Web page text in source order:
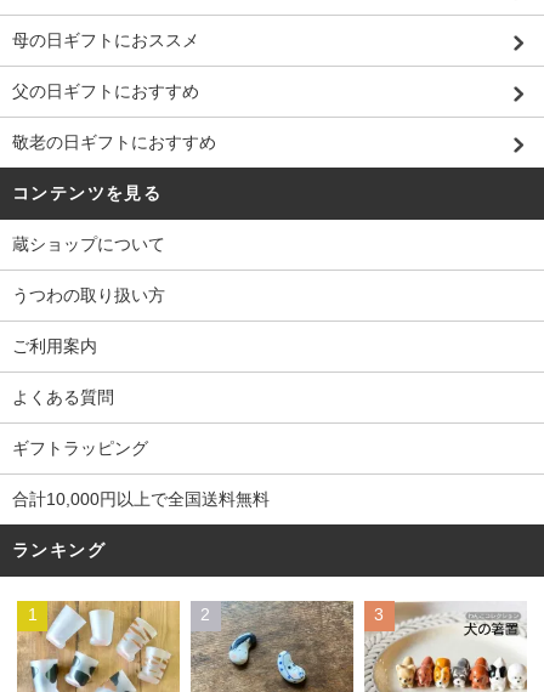
母の日ギフトにおススメ
父の日ギフトにおすすめ
敬老の日ギフトにおすすめ
コンテンツを見る
蔵ショップについて
うつわの取り扱い方
ご利用案内
よくある質問
ギフトラッピング
合計10,000円以上で全国送料無料
ランキング
1 2 3